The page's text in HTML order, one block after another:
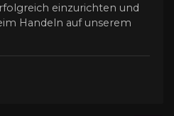
einzurichten und
Handeln auf unserem